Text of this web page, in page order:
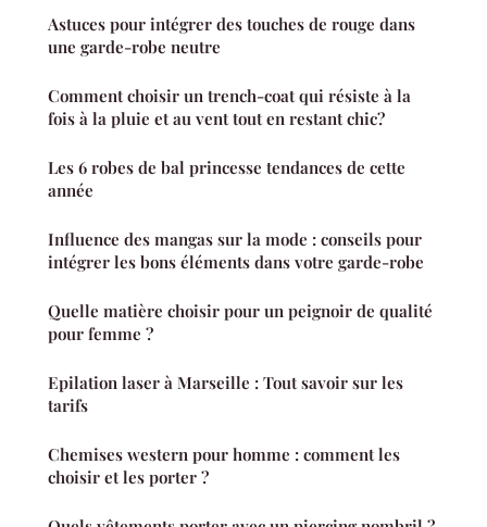
Astuces pour intégrer des touches de rouge dans
une garde-robe neutre
Comment choisir un trench-coat qui résiste à la
fois à la pluie et au vent tout en restant chic?
Les 6 robes de bal princesse tendances de cette
année
Influence des mangas sur la mode : conseils pour
intégrer les bons éléments dans votre garde-robe
Quelle matière choisir pour un peignoir de qualité
pour femme ?
Epilation laser à Marseille : Tout savoir sur les
tarifs
Chemises western pour homme : comment les
choisir et les porter ?